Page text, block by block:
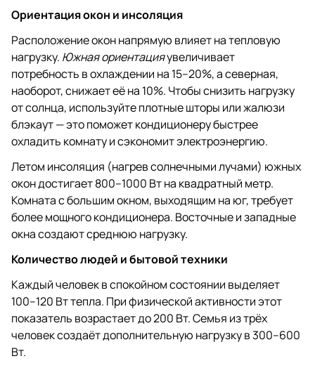
Ориентация окон и инсоляция
Расположение окон напрямую влияет на тепловую
нагрузку. Южная ориентацияувеличивает
потребность в охлаждении на 15–20%, а северная,
наоборот, снижает её на 10%. Чтобы снизить нагрузку
от солнца, используйте плотные шторы или жалюзи
блэкаут — это поможет кондиционеру быстрее
охладить комнату и сэкономит электроэнергию.
Летом инсоляция (нагрев солнечными лучами) южных
окон достигает 800–1000 Вт на квадратный метр.
Комната с большим окном, выходящим на юг, требует
более мощного кондиционера. Восточные и западные
окна создают среднюю нагрузку.
Количество людей и бытовой техники
Каждый человек в спокойном состоянии выделяет
100–120 Вт тепла. При физической активности этот
показатель возрастает до 200 Вт. Семья из трёх
человек создаёт дополнительную нагрузку в 300–600
Вт.